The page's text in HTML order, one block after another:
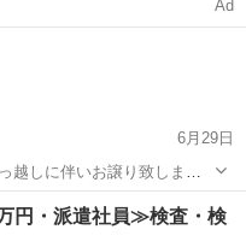
Ad
6月29日
越しに伴いお譲り致しま
願い致します。
ラック
円・派遣社員≫検査・検